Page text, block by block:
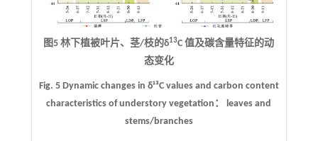
图5 林下植被叶片、茎/枝的δ13C 值及碳含量特征的动
态变化
Fig. 5 Dynamic changes in δ¹³C values and carbon content
characteristics of understory vegetation： leaves and
stems/branches